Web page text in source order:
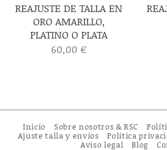
REAJUSTE DE TALLA EN
ORO AMARILLO,
PLATINO O PLATA
60,00 €
Inicio Sobre nosotros & RSC
Ajuste talla y envíos
Política
Aviso legal
Blog